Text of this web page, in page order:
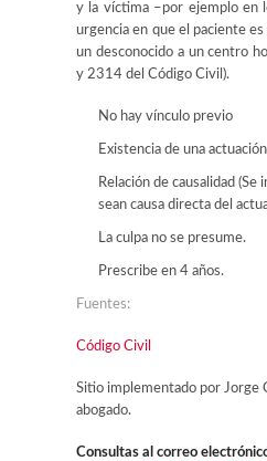
y la víctima –por ejemplo en
urgencia en que el paciente
un desconocido a un centro
y 2314 del Código Civil).
No hay vínculo previo
Existencia de una
Relación de causalidad (Se
sean causa directa del
La culpa no se presume.
Prescribe en 4 años.
Fuentes:
Código Civil
Sitio implementado por Jorge
abogado.
Consultas al correo